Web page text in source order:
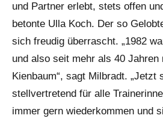
und Partner erlebt, stets offen
betonte Ulla Koch. Der so
sich freudig überrascht. „1982
und also seit mehr als 40 Jahren
Kienbaum“, sagt Milbradt. „Jetzt
stellvertretend für alle
immer gern wiederkommen und